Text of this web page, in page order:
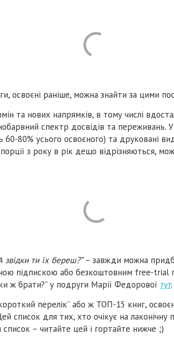
освоєні раніше, можна знайти за цими
та нових напрямків, в тому числі
спектр досвідів та
60-80% усього освоєного) та друковані
з року в рік дещо відрізняються,
звідки ти їх береш?”– завжди можна
підпискою або безкоштовним free-trial
ж брати?” у подруги Марії Федорової тут.
перелік” або ж ТОП-15 книг,
список для тих, хто очікує на лаконічну
– читайте цей і гортайте нижче ;)